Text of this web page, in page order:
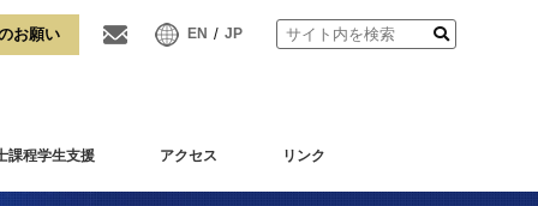
EN / JP
課程学生支援 アクセス リンク